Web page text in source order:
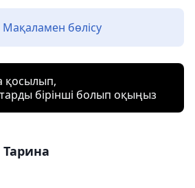
Мақаламен бөлісу
қосылып,
бірінші болып оқыңыз